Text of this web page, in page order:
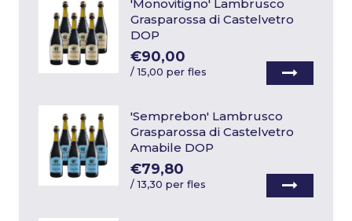
'Monovitigno' Lambrusco
Grasparossa di Castelvetro
DOP
€90,00
/15,00 per fles
'Semprebon' Lambrusco
Grasparossa di Castelvetro
Amabile DOP
€79,80
/13,30 per fles